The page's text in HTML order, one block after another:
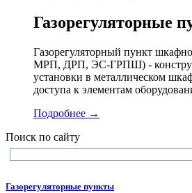
Газорегуляторные
Газорегуляторный пункт
МРП, ДРП, ЭС-ГРПШ) -
установки в металлическом
доступа к элементам
Подробнее →
Поиск по сайту
Газорегуляторные пункты